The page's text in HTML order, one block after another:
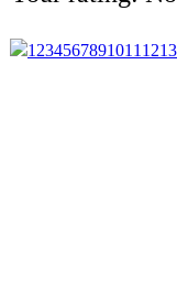
1 234567891011 1213